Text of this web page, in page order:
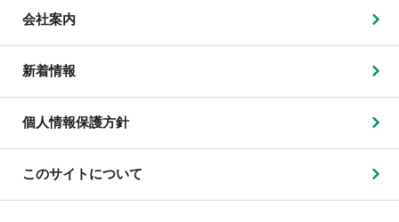
会社案内
新着情報
個人情報保護方針
このサイトについて